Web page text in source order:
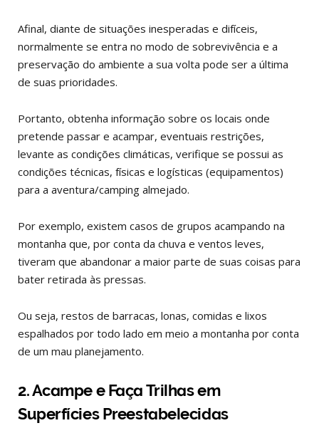
Afinal, diante de situações inesperadas e difíceis,
normalmente se entra no modo de sobrevivência e a
preservação do ambiente a sua volta pode ser a última
de suas prioridades.
Portanto, obtenha informação sobre os locais onde
pretende passar e acampar, eventuais restrições,
levante as condições climáticas, verifique se possui as
condições técnicas, físicas e logísticas (equipamentos)
para a aventura/camping almejado.
Por exemplo, existem casos de grupos acampando na
montanha que, por conta da chuva e ventos leves,
tiveram que abandonar a maior parte de suas coisas para
bater retirada às pressas.
Ou seja, restos de barracas, lonas, comidas e lixos
espalhados por todo lado em meio a montanha por conta
de um mau planejamento.
2. Acampe e Faça Trilhas em
Superfícies Preestabelecidas